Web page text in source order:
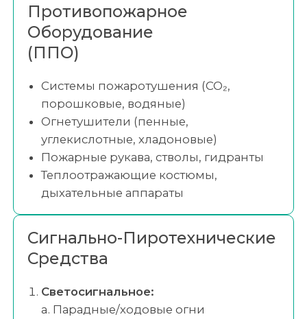
Противопожарное
Оборудование
(ППО)
Системы пожаротушения (CO₂,
порошковые, водяные)
Огнетушители (пенные,
углекислотные, хладоновые)
Пожарные рукава, стволы, гидранты
Теплоотражающие костюмы,
дыхательные аппараты
Сигнально-Пиротехнические
Средства
Светосигнальное:
a. Парадные/ходовые огни